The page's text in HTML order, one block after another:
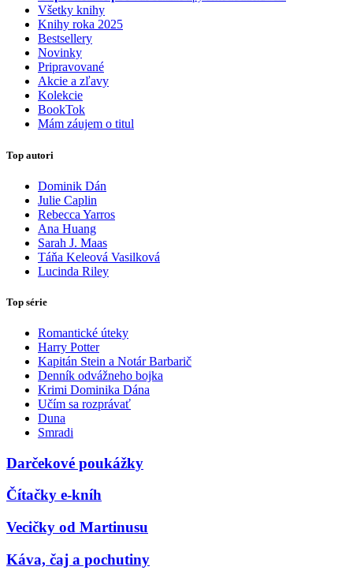
Všetky knihy
Knihy roka 2025
Bestsellery
Novinky
Pripravované
Akcie a zľavy
Kolekcie
BookTok
Mám záujem o titul
Top autori
Dominik Dán
Julie Caplin
Rebecca Yarros
Ana Huang
Sarah J. Maas
Táňa Keleová Vasilková
Lucinda Riley
Top série
Romantické úteky
Harry Potter
Kapitán Stein a Notár Barbarič
Denník odvážneho bojka
Krimi Dominika Dána
Učím sa rozprávať
Duna
Smradi
Darčekové poukážky
Čítačky e-kníh
Vecičky od Martinusu
Káva, čaj a pochutiny